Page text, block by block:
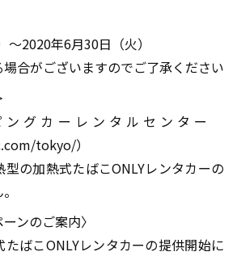
2020年6月30日（火）
合がございますのでご了承ください
ングカーレンタルセンター
tokyo/）
の加熱式たばこONLYレンタカーの
ンのご案内〉
ばこONLYレンタカーの提供開始に